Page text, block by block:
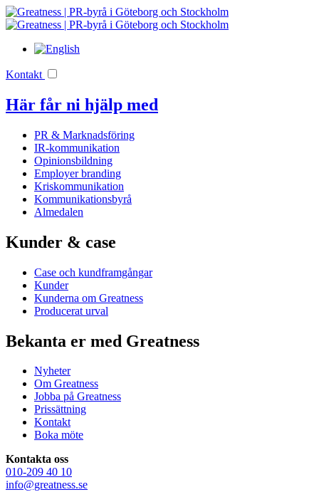
Kontakt
Här får ni hjälp med
PR & Marknadsföring
IR-kommunikation
Opinionsbildning
Employer branding
Kriskommunikation
Kommunikationsbyrå
Almedalen
Kunder & case
Case och kundframgångar
Kunder
Kunderna om Greatness
Producerat urval
Bekanta er med Greatness
Nyheter
Om Greatness
Jobba på Greatness
Prissättning
Kontakt
Boka möte
Kontakta oss
010-209 40 10
info@greatness.se